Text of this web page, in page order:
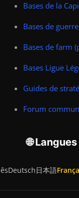
Bases de la
Bases de
Bases de farm
Bases Ligue
Guides de
Forum
🌐
Deutsch日本語